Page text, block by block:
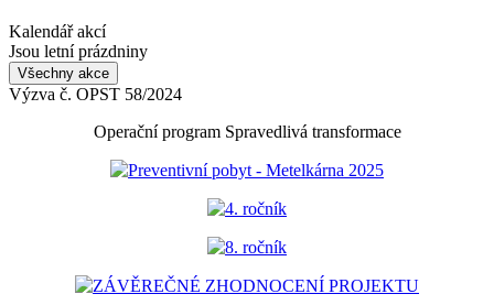
Kalendář akcí
Jsou letní prázdniny
Všechny akce
Výzva č. OPST 58/2024
Operační program Spravedlivá transformace
Preventivní pobyt - Metelkárna 2025
4. ročník
8. ročník
ZÁVĚREČNÉ ZHODNOCENÍ PROJEKTU